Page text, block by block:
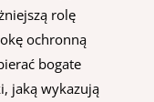
rolę
ochronną
bogate
jaką wykazują